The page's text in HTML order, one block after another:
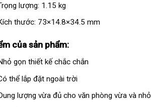
lượng: 1.15 kg
thước: 73×14.8×34.5 mm
của sản phẩm:
gọn thiết kế chắc chắn
thể lắp đặt ngoài trời
lượng vừa đủ cho văn phòng vừa và nhỏ